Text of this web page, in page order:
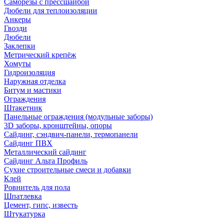
Саморезы с прессшайбой
Дюбели для теплоизоляции
Анкеры
Гвозди
Дюбели
Заклепки
Метрический крепёж
Хомуты
Гидроизоляция
Наружная отделка
Битум и мастики
Ограждения
Штакетник
Панельные ограждения (модульные заборы)
3D заборы, кронштейны, опоры
Cайдинг, сэндвич-панели, термопанели
Сайдинг ПВХ
Металлический сайдинг
Сайдинг Альта Профиль
Сухие строительные смеси и добавки
Клей
Ровнитель для пола
Шпатлевка
Цемент, гипс, известь
Штукатурка